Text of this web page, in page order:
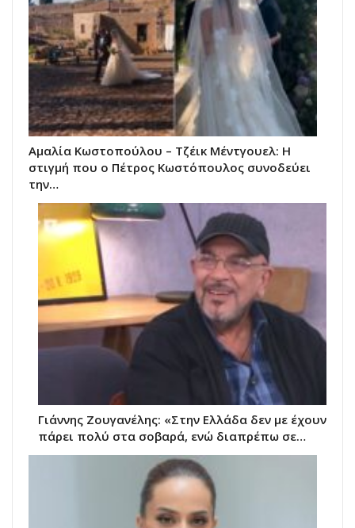
Αμαλία Κωστοπούλου – Τζέικ Μέντγουελ: Η
στιγμή που ο Πέτρος Κωστόπουλος συνοδεύει
την…
Γιάννης Ζουγανέλης: «Στην Ελλάδα δεν με έχουν
πάρει πολύ στα σοβαρά, ενώ διαπρέπω σε…